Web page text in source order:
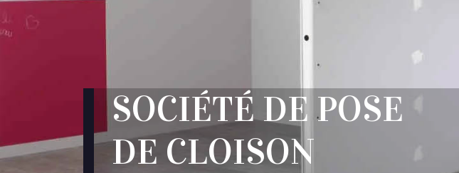
SOCIÉTÉ DE POSE
DE CLOISON